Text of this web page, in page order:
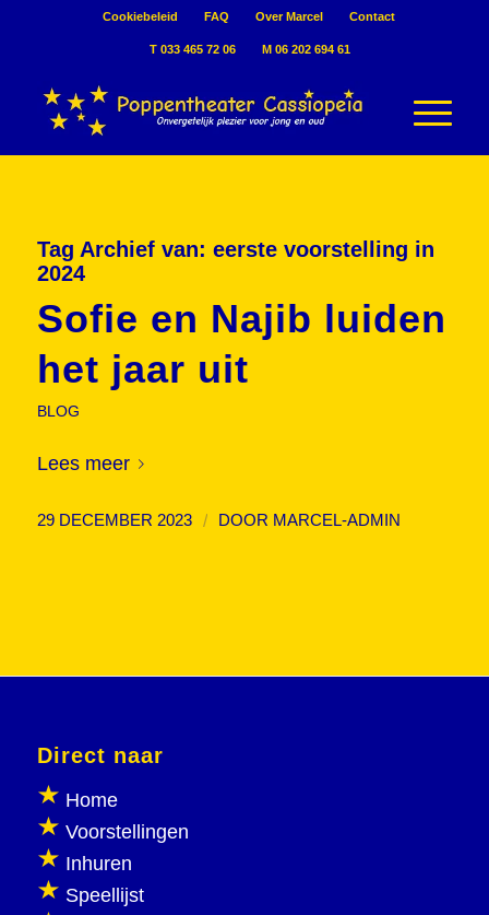
Cookiebeleid FAQ Over Marcel Contact
T 033 465 72 06 M 06 202 694 61
Tag Archief van: eerste voorstelling in
2024
Sofie en Najib luiden
het jaar uit
BLOG
Lees meer
29 DECEMBER 2023 / DOOR MARCEL-ADMIN
Direct naar
Home
Voorstellingen
Inhuren
Speellijst